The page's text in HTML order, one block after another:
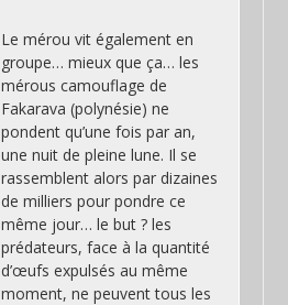
Le mérou vit également en
groupe… mieux que ça… les
mérous camouflage de
Fakarava (polynésie) ne
pondent qu’une fois par an,
une nuit de pleine lune. Il se
rassemblent alors par dizaines
de milliers pour pondre ce
même jour… le but ? les
prédateurs, face à la quantité
d’œufs expulsés au même
moment, ne peuvent tous les